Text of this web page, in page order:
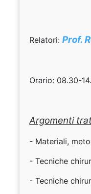
Relatori: Prof.
Orario: 08.30-
Argomenti
- Materiali,
- Tecniche
- Tecniche